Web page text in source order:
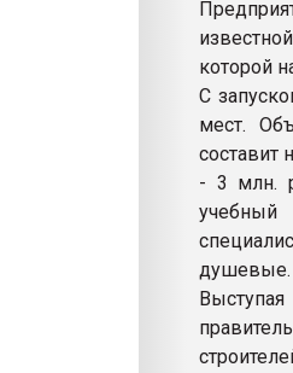
которой
С
мест.
составит
- 3 млн.
учебный
душевые.